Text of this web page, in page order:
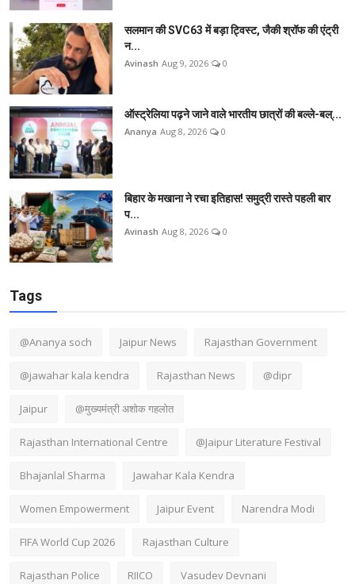
सलमान की SVC63 में बड़ा ट्विस्ट, जैकी श्रॉफ की एंट्री
न...
Avinash Aug 9, 2026 0
ऑस्ट्रेलिया पढ़ने जाने वाले भारतीय छात्रों की बल्ले-बल्...
Ananya Aug 8, 2026 0
बिहार के मखाना ने रचा इतिहास! समुद्री रास्ते पहली बार
प...
Avinash Aug 8, 2026 0
Tags
@Ananya soch Jaipur News Rajasthan Government
@jawahar kala kendra Rajasthan News @dipr
Jaipur @मुख्यमंत्री अशोक गहलोत
Rajasthan International Centre @Jaipur Literature Festival
Bhajanlal Sharma Jawahar Kala Kendra
Women Empowerment Jaipur Event Narendra Modi
FIFA World Cup 2026 Rajasthan Culture
Rajasthan Police RIICO Vasudev Devnani